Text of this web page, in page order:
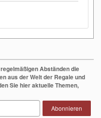
Abständen die
aus der Welt der Regale und
Sie hier aktuelle Themen,
Abonnieren